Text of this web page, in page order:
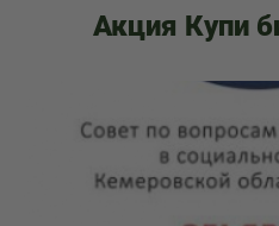
Акция Купи